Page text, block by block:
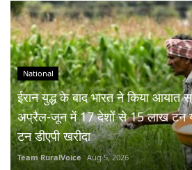
National
ईरान युद्ध के बाद भारत ने किया आयात
अप्रैल-जून में 17 देशों से 15 लाख टन
टन डीएपी खरीदा
Team RuralVoice Aug 5, 2026